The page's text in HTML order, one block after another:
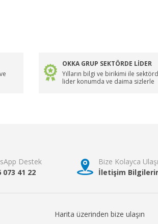
OKKA GRUP SEKTÖRDE LİDER
Yılların bilgi ve birikimi ile
lider konumda ve daima sizlerle
Destek
073 41 22
Bize Kolayca
İletişim
Harita üzerinden bize ulaşın